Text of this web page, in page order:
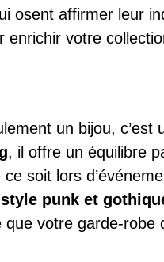
osent affirmer leur
enrichir votre
un bijou,
, il offre un équilibre
soit lors
style punk et
votre garde-robe